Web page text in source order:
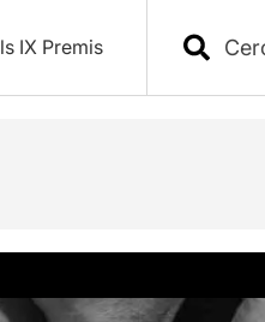
IX Premis